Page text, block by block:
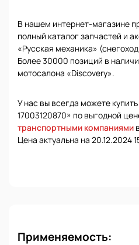
В нашем интернет-магазине
полный каталог запчастей и
«Русская механика»
Более 30000 позиций в
мотосалона «Discovery».
У нас вы всегда можете
17003120870» по выгодной
транспортными компаниями
Цена актуальна на 20.12.2024
Применяемость: